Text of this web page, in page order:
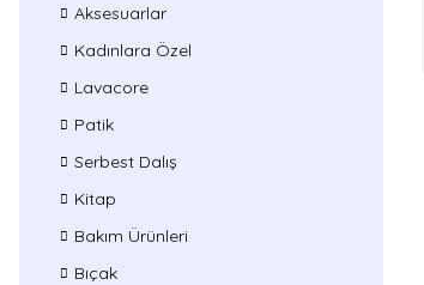
Aksesuarlar
Kadınlara Özel
Lavacore
Patik
Serbest Dalış
Kitap
Bakım Ürünleri
Bıçak